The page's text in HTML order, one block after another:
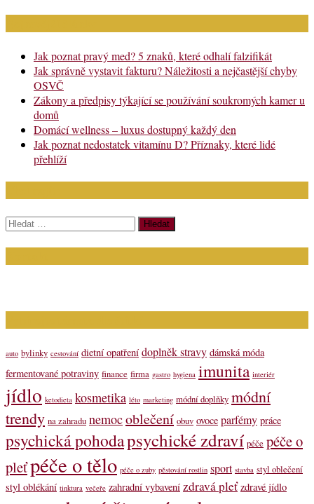
Jak poznat pravý med? 5 znaků, které odhalí falzifikát
Jak správně vystavit fakturu? Náležitosti a nejčastější chyby
OSVČ
Zákony a předpisy týkající se používání soukromých kamer u
domů
Domácí wellness – luxus dostupný každý den
Jak poznat nedostatek vitamínu D? Příznaky, které lidé
přehlíží
Vyhledávání
auto bylinky cestování dietní opatření doplněk stravy dámská móda
fermentované potraviny finance firma gastro hygiena imunita interiér
jídlo ketodieta kosmetika léto marketing módní doplňky módní
trendy na zahradu nemocoblečení obuv ovoce parfémy práce
psychická pohodapsychické zdraví péče péče o
pleťpéče o tělo péče o zuby pěstování rostlin sport stavba styl oblečení
styl oblékání tinktura večeře zahradní vybavení zdravá pleť zdravé jídlo